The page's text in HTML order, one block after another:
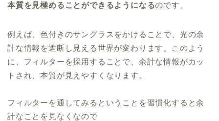
本質を見極めることができるようになるのです。
例えば、色付きのサングラスをかけることで、光の余
計な情報を遮断し見える世界が変わります。このよう
に、フィルターを採用することで、余計な情報がカッ
トされ、本質が見えやすくなります。
フィルターを通してみるということを習慣化すると余
計なことを見なくなので